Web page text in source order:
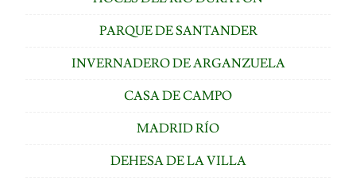
PARQUE DE SANTANDER
INVERNADERO DE ARGANZUELA
CASA DE CAMPO
MADRID RÍO
DEHESA DE LA VILLA